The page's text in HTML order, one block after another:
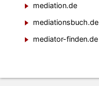
mediation.de
mediationsbuch.de
mediator-finden.de